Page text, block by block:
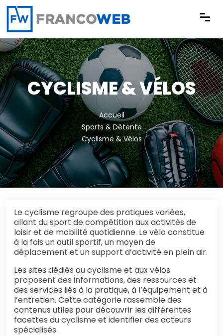
Panneau de gestion des cookies
CYCLISME & VÉLOS
Accueil
Sports & Détente
Cyclisme & Vélos
Le cyclisme regroupe des pratiques variées,
allant du sport de compétition aux activités de
loisir et de mobilité quotidienne. Le vélo constitue
à la fois un outil sportif, un moyen de
déplacement et un support d’activité en plein air.
Les sites dédiés au cyclisme et aux vélos
proposent des informations, des ressources et
des services liés à la pratique, à l’équipement et à
l’entretien. Cette catégorie rassemble des
contenus utiles pour découvrir les différentes
facettes du cyclisme et identifier des acteurs
spécialisés.